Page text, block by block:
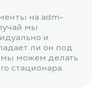
на adm-
мы
и
ли он под
мы можем делать
стационара.